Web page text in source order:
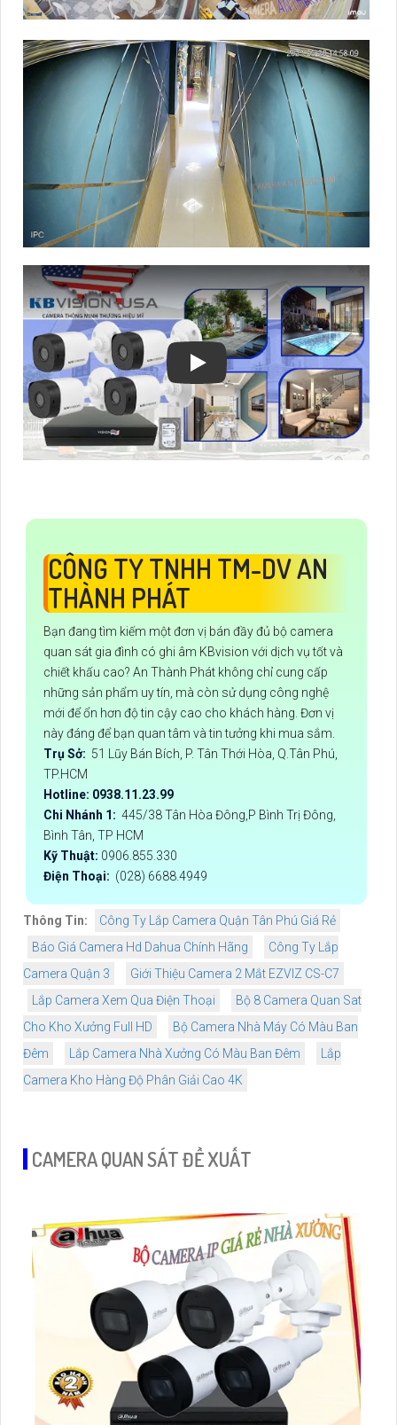
CÔNG TY TNHH TM-DV AN
THÀNH PHÁT
Bạn đang tìm kiếm một đơn vị bán đầy đủ bộ camera
quan sát gia đình có ghi âm KBvision với dịch vụ tốt và
chiết khấu cao? An Thành Phát không chỉ cung cấp
những sản phẩm uy tín, mà còn sử dụng công nghệ
mới để ổn hơn độ tin cậy cao cho khách hàng. Đơn vị
này đáng để bạn quan tâm và tin tưởng khi mua sắm.
Trụ Sở: 51 Lũy Bán Bích, P. Tân Thới Hòa, Q.Tân Phú,
TP.HCM
Hotline: 0938.11.23.99
Chi Nhánh 1: 445/38 Tân Hòa Đông,P Bình Trị Đông,
Bình Tân, TP HCM
Kỹ Thuật: 0906.855.330
Điện Thoại: (028) 6688.4949
Thông Tin:
Công Ty Lắp Camera Quận Tân Phú Giá Rẻ
Báo Giá Camera Hd Dahua Chính Hãng
Công Ty Lắp
Camera Quận 3
Giới Thiệu Camera 2 Mắt EZVIZ CS-C7
Lắp Camera Xem Qua Điện Thoại
Bộ 8 Camera Quan Sat
Cho Kho Xưởng Full HD
Bộ Camera Nhà Máy Có Màu Ban
Đêm
Lắp Camera Nhà Xưởng Có Màu Ban Đêm
Lắp
Camera Kho Hàng Độ Phân Giải Cao 4K
CAMERA QUAN SÁT ĐỀ XUẤT